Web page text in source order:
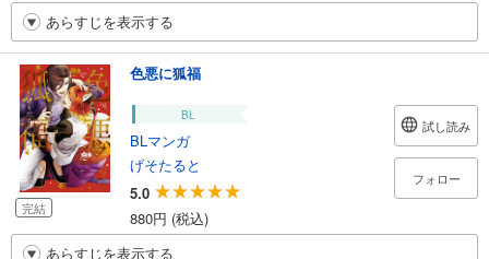
あらすじを表示する
完結
色悪に狐福
BL
BLマンガ
げそたると
5.0
880円 (税込)
試し読み
フォロー
あらすじを表示する